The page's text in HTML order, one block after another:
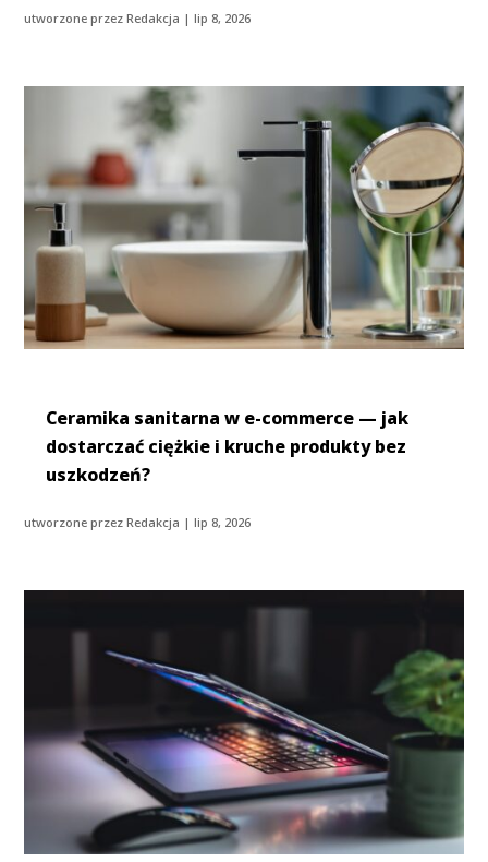
utworzone przezRedakcja |lip 8, 2026
Ceramika sanitarna w e-commerce — jak
dostarczać ciężkie i kruche produkty bez
uszkodzeń?
utworzone przezRedakcja |lip 8, 2026